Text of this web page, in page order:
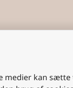
medier kan